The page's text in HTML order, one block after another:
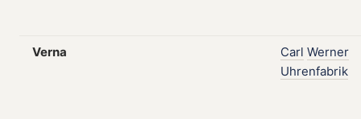
Verna Carl Werner
Uhrenfabrik